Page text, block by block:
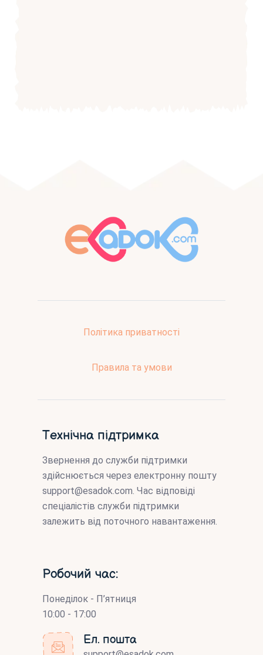
Політика приватності
Правила та умови
Технічна підтримка
Звернення до служби підтримки
здійснюється через електронну пошту
support@esadok.com. Час відповіді
спеціалістів служби підтримки
залежить від поточного навантаження.
Робочий час:
Понеділок - П’ятниця
10:00 - 17:00
Ел. пошта